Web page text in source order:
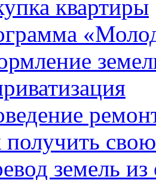
квартиры
получить
земель